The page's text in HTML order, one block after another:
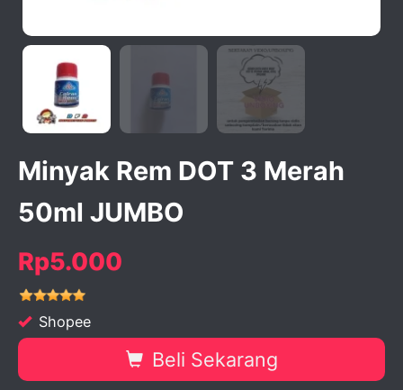
Minyak Rem DOT 3 Merah
50ml JUMBO
Rp5.000
Shopee
Beli Sekarang